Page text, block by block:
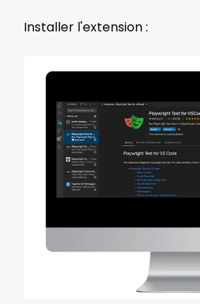
Installer l'extension :